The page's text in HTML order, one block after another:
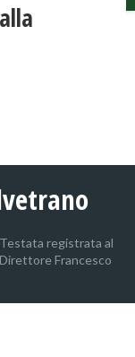
registrata al
Francesco